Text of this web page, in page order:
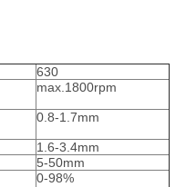
630
max.1800rpm
0.8-1.7mm
1.6-3.4mm
5-50mm
0-98%